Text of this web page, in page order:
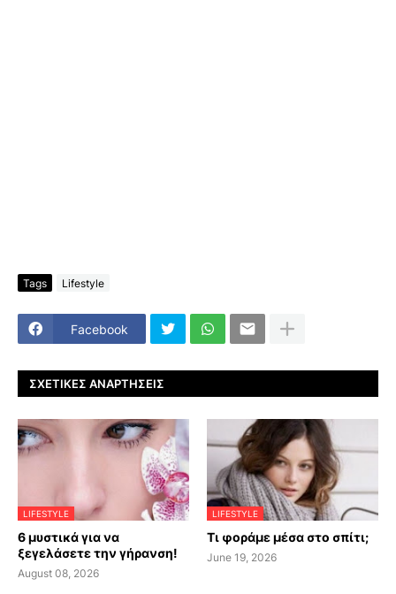
Tags Lifestyle
Facebook
ΣΧΕΤΙΚΈΣ ΑΝΑΡΤΉΣΕΙΣ
LIFESTYLE
6 μυστικά για να
ξεγελάσετε την γήρανση!
August 08, 2026
LIFESTYLE
Τι φοράμε μέσα στο σπίτι;
June 19, 2026